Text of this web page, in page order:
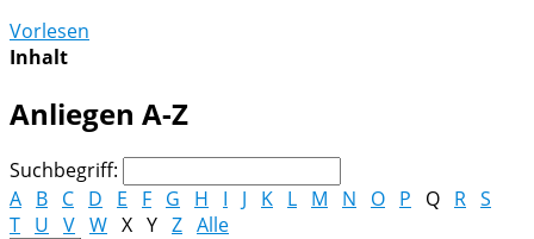
Vorlesen
Inhalt
Anliegen A-Z
Suchbegriff:
A B C D E F G H I J K L M N O P Q R S
T U V W X Y Z Alle